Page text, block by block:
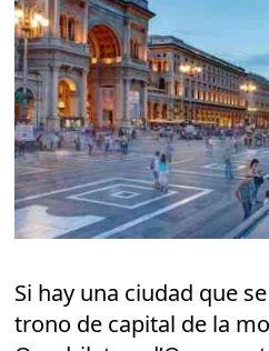
Si hay una ciudad que
trono de capital de la